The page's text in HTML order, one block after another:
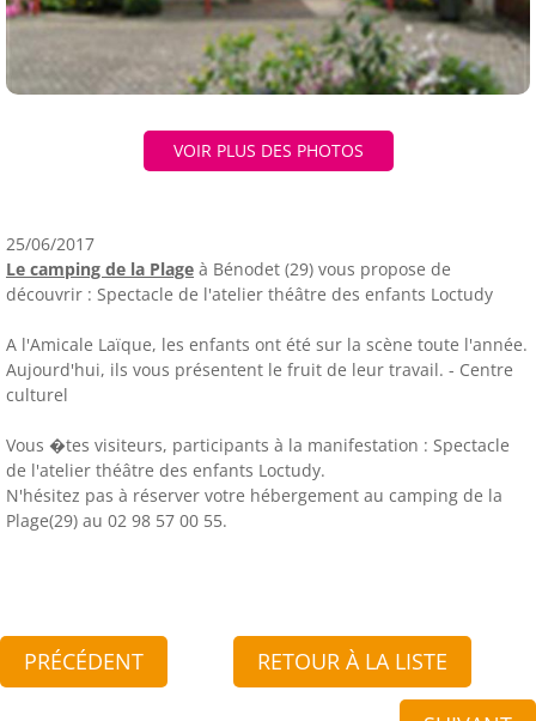
VOIR PLUS DES PHOTOS
25/06/2017
Le camping de la Plage à Bénodet (29) vous propose de
découvrir : Spectacle de l'atelier théâtre des enfants Loctudy
A l'Amicale Laïque, les enfants ont été sur la scène toute l'année.
Aujourd'hui, ils vous présentent le fruit de leur travail. - Centre
culturel
Vous �tes visiteurs, participants à la manifestation : Spectacle
de l'atelier théâtre des enfants Loctudy.
N'hésitez pas à réserver votre hébergement au camping de la
Plage(29) au 02 98 57 00 55.
PRÉCÉDENT RETOUR À LA LISTE